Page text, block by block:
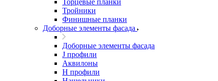
Торцевые планки
Тройники
Финишные планки
Доборные элементы фасада
Доборные элементы фасада
J профили
Аквилоны
Н профили